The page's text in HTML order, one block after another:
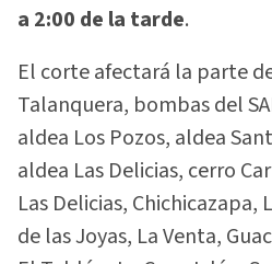
a 2:00 de la tarde.
El corte afectará la parte
Talanquera, bombas del
aldea Los Pozos, aldea
aldea Las Delicias, cerro
Las Delicias, Chichicazapa,
de las Joyas, La Venta,